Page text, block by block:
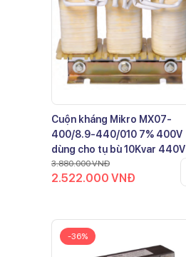
Cuộn kháng Mikro MX07-
400/8.9-440/010 7% 400V
dùng cho tụ bù 10Kvar 440V
3.880.000VNĐ
2.522.000 VNĐ
-36%